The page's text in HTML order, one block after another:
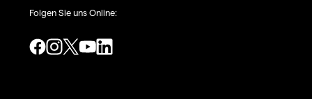
Folgen Sie uns Online: